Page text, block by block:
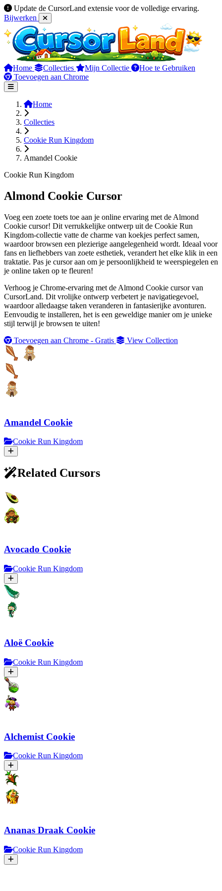
Update de CursorLand extensie voor de volledige ervaring.
Bijwerken
Home Collecties Mijn Collectie
Hoe te Gebruiken
Toevoegen aan Chrome
Home
Collecties
Cookie Run Kingdom
Amandel Cookie
Cookie Run Kingdom
Almond Cookie Cursor
Voeg een zoete toets toe aan je online ervaring met de Almond
Cookie cursor! Dit verrukkelijke ontwerp uit de Cookie Run
Kingdom-collectie vatte de charme van koekjes perfect samen,
waardoor browsen een plezierige aangelegenheid wordt. Ideaal voor
fans en liefhebbers van zoete esthetiek, verandert het elke klik in een
traktatie. Pas je cursor aan om je persoonlijkheid te weerspiegelen en
je online taken op te fleuren!
Verhoog je Chrome-ervaring met de Almond Cookie cursor van
CursorLand. Dit vrolijke ontwerp verbetert je navigatiegevoel,
waardoor alledaagse taken veranderen in fantasierijke avonturen.
Eenvoudig te installeren, het is een geweldige manier om je unieke
stijl terwijl je browsen te uiten!
Toevoegen aan Chrome - Gratis
View Collection
Amandel Cookie
Cookie Run Kingdom
Related Cursors
Avocado Cookie
Cookie Run Kingdom
Aloë Cookie
Cookie Run Kingdom
Alchemist Cookie
Cookie Run Kingdom
Ananas Draak Cookie
Cookie Run Kingdom